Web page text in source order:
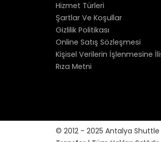
Hizmet Türleri
Şartlar Ve Koşullar
Gizlilik Politikası
Online Satış Sözleşmesi
Kişisel Verilerin İşlenmesine
Rıza Metni
© 2012 - 2025 Antalya